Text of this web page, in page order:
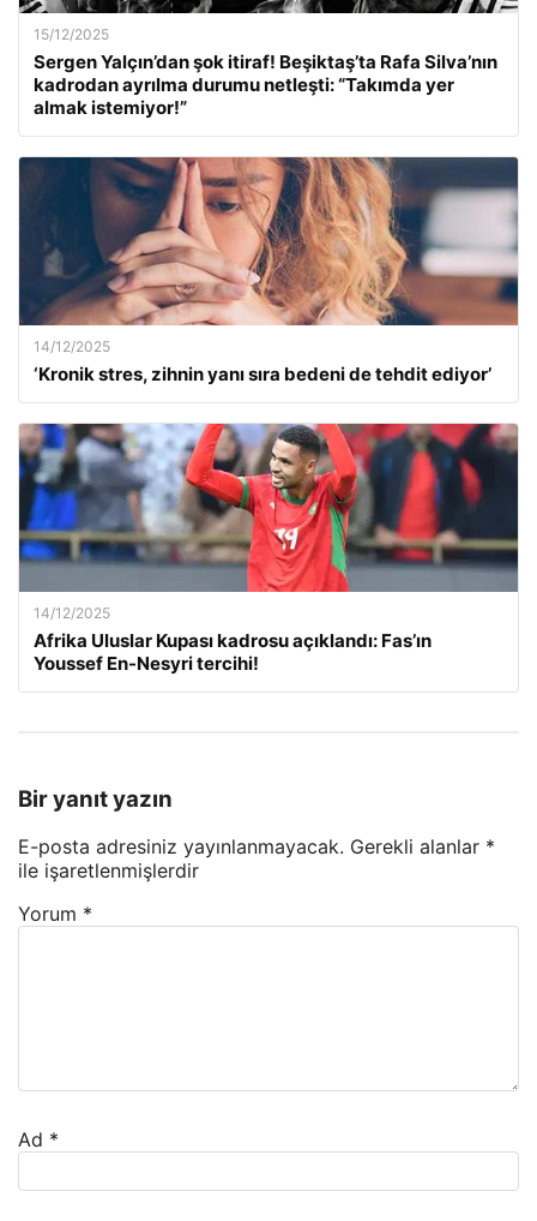
15/12/2025
Sergen Yalçın’dan şok itiraf! Beşiktaş’ta Rafa Silva’nın
kadrodan ayrılma durumu netleşti: “Takımda yer
almak istemiyor!”
14/12/2025
‘Kronik stres, zihnin yanı sıra bedeni de tehdit ediyor’
14/12/2025
Afrika Uluslar Kupası kadrosu açıklandı: Fas’ın
Youssef En-Nesyri tercihi!
Bir yanıt yazın
E-posta adresiniz yayınlanmayacak. Gerekli alanlar *
ile işaretlenmişlerdir
Yorum *
Ad *